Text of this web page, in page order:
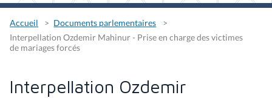
Accueil
Documents parlementaires
Interpellation Ozdemir Mahinur - Prise en charge des victimes
de mariages forcés
Interpellation Ozdemir